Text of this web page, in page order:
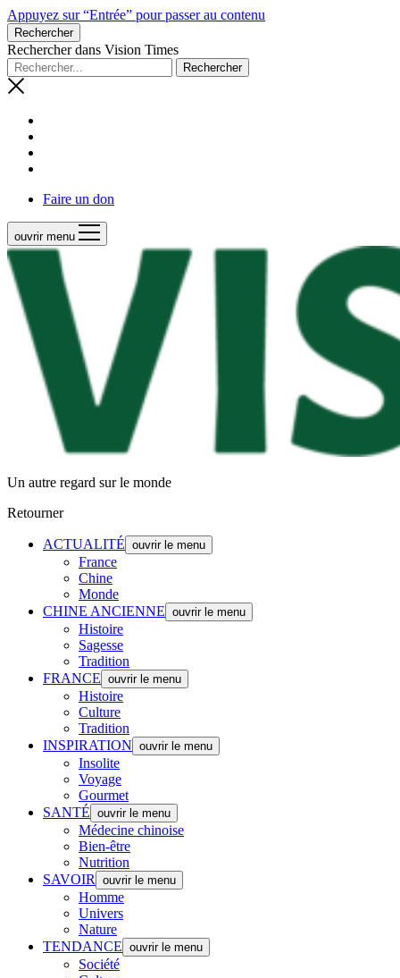
Appuyez sur “Entrée” pour passer au contenu
Rechercher
Rechercher dans Vision Times
Faire un don
ouvrir menu
Un autre regard sur le monde
Retourner
ACTUALITÉ ouvrir le menu
France
Chine
Monde
CHINE ANCIENNE ouvrir le menu
Histoire
Sagesse
Tradition
FRANCE ouvrir le menu
Histoire
Culture
Tradition
INSPIRATION ouvrir le menu
Insolite
Voyage
Gourmet
SANTÉ ouvrir le menu
Médecine chinoise
Bien-être
Nutrition
SAVOIR
ouvrir le menu
Homme
Univers
Nature
TENDANCE ouvrir le menu
Société